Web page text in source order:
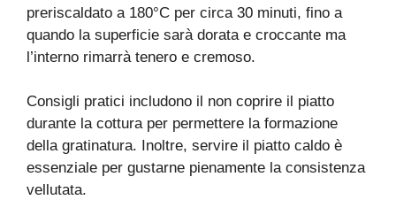
preriscaldato a 180°C per circa 30 minuti, fino a
quando la superficie sarà dorata e croccante ma
l’interno rimarrà tenero e cremoso.
Consigli pratici includono il non coprire il piatto
durante la cottura per permettere la formazione
della gratinatura. Inoltre, servire il piatto caldo è
essenziale per gustarne pienamente la consistenza
vellutata.